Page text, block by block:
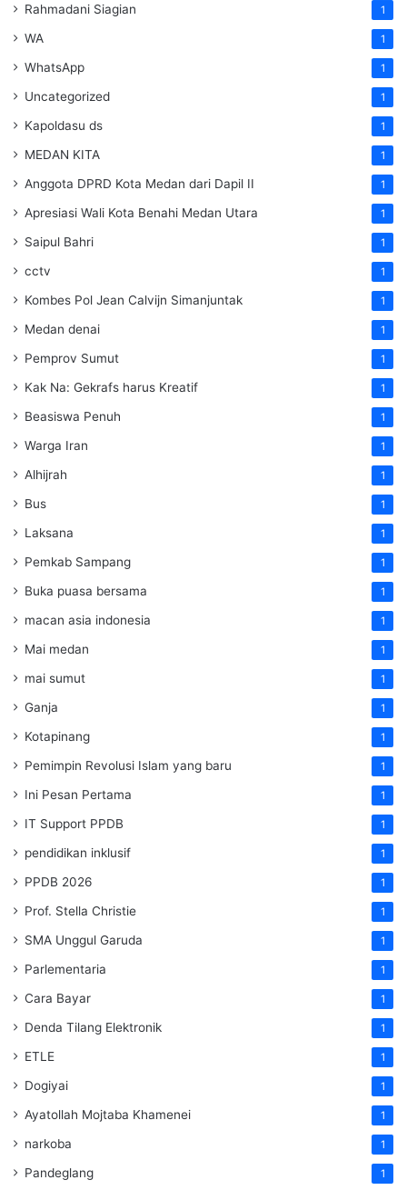
Rahmadani Siagian 1
WA 1
WhatsApp 1
Uncategorized 1
Kapoldasu ds 1
MEDAN KITA 1
Anggota DPRD Kota Medan dari Dapil II 1
Apresiasi Wali Kota Benahi Medan Utara 1
Saipul Bahri 1
cctv 1
Kombes Pol Jean Calvijn Simanjuntak 1
Medan denai 1
Pemprov Sumut 1
Kak Na: Gekrafs harus Kreatif 1
Beasiswa Penuh 1
Warga Iran 1
Alhijrah 1
Bus 1
Laksana 1
Pemkab Sampang 1
Buka puasa bersama 1
macan asia indonesia 1
Mai medan 1
mai sumut 1
Ganja 1
Kotapinang 1
Pemimpin Revolusi Islam yang baru 1
Ini Pesan Pertama 1
IT Support PPDB 1
pendidikan inklusif 1
PPDB 2026 1
Prof. Stella Christie 1
SMA Unggul Garuda 1
Parlementaria 1
Cara Bayar 1
Denda Tilang Elektronik 1
ETLE 1
Dogiyai 1
Ayatollah Mojtaba Khamenei 1
narkoba 1
Pandeglang 1